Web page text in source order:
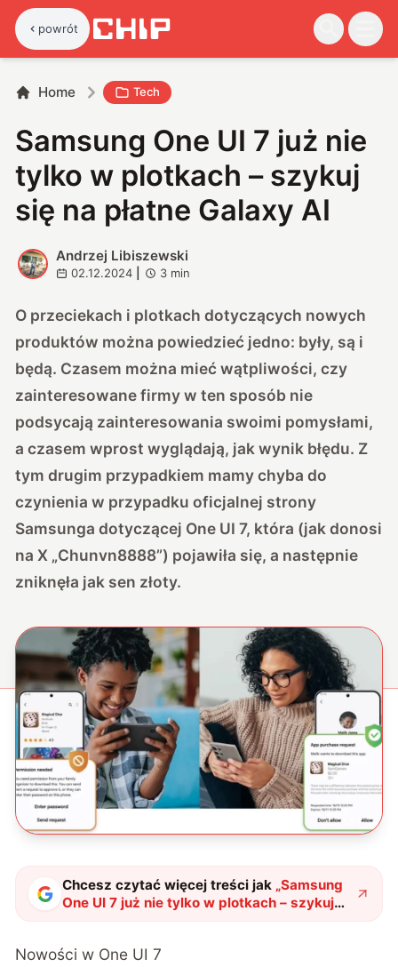
powrót
Home Tech
Samsung One UI 7 już nie
tylko w plotkach – szykuj
się na płatne Galaxy AI
A
Andrzej Libiszewski
02.12.2024 3 min
O przeciekach i plotkach dotyczących nowych
produktów można powiedzieć jedno: były, są i
będą. Czasem można mieć wątpliwości, czy
zainteresowane firmy w ten sposób nie
podsycają zainteresowania swoimi pomysłami,
a czasem wprost wyglądają, jak wynik błędu. Z
tym drugim przypadkiem mamy chyba do
czynienia w przypadku oficjalnej strony
Samsunga dotyczącej One UI 7, która (jak donosi
na X „Chunvn8888”) pojawiła się, a następnie
zniknęła jak sen złoty.
Chcesz czytać więcej treści jak „Samsung
One UI 7 już nie tylko w plotkach – szykuj
się na płatne Galaxy AI"?
Nowości w One UI 7